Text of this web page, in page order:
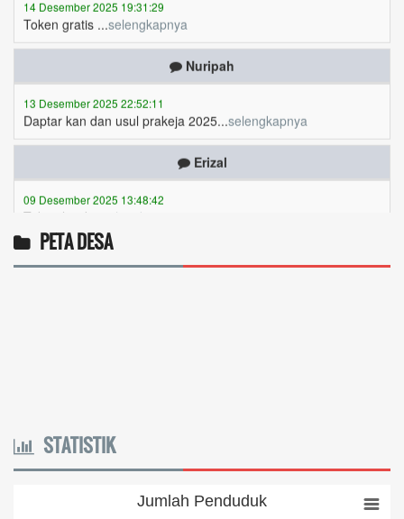
Nuripah
Daptar kan dan usul prakeja 2025...selengkapnya
Erizal
Token listrik...selengkapnya
04 Desember 2025 11:32:59
Token PLN gratis 8626 6412 021...selengkapnya
venta Apri nabila
PETA DESA
STATISTIK
Jumlah Penduduk